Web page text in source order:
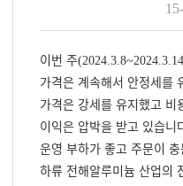
이번 주
가격은 계속해서 안정세를
가격은 강세를 유지했고 비
이익은 압박을 받고 있습니
운영 부하가 좋고 주문이
하류 전해알루미늄 산업의